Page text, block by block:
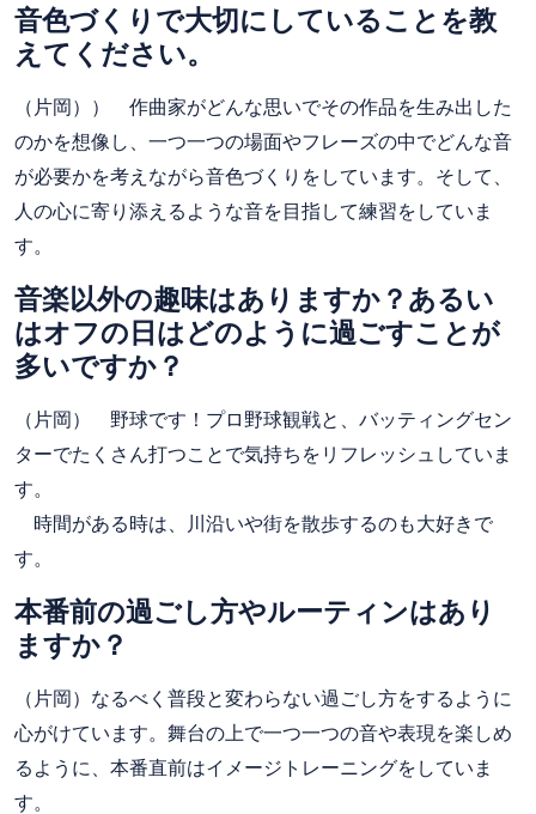
音色づくりで大切にしていることを教
えてください。
（片岡）） 作曲家がどんな思いでその作品を生み出した
のかを想像し、一つ一つの場面やフレーズの中でどんな音
が必要かを考えながら音色づくりをしています。そして、
人の心に寄り添えるような音を目指して練習をしていま
す。
音楽以外の趣味はありますか？あるい
はオフの日はどのように過ごすことが
多いですか？
（片岡） 野球です！プロ野球観戦と、バッティングセン
ターでたくさん打つことで気持ちをリフレッシュしていま
す。
時間がある時は、川沿いや街を散歩するのも大好きで
す。
本番前の過ごし方やルーティンはあり
ますか？
（片岡）なるべく普段と変わらない過ごし方をするように
心がけています。舞台の上で一つ一つの音や表現を楽しめ
るように、本番直前はイメージトレーニングをしていま
す。